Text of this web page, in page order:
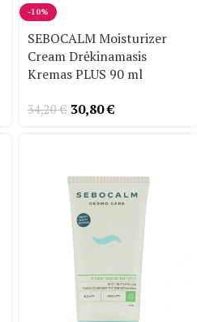
-10%
SEBOCALM Moisturizer
Cream Drėkinamasis
Kremas PLUS 90 ml
34,20€ 30,80€